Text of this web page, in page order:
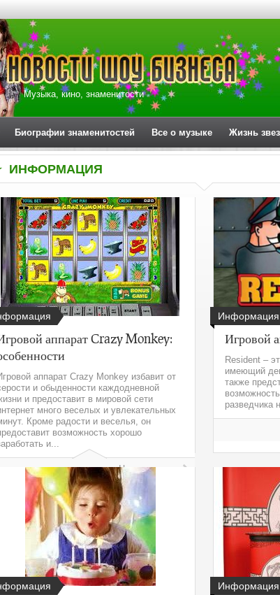
Музыка, кино, знаменитости
Биографии знаменитостей Все о музыке Жизнь
ИНФОРМАЦИЯ
аппарат Crazy Monkey:
аппарат Crazy Monkey избавит от
и обыденности каждодневной
и предоставит в мировой сети
много веселых и увлекательных
Кроме радости и веселья, он
возможность хорошо
и...
Читать далее
Информация
Игровой
Resident –
имеющий
также
разведчика
Информация